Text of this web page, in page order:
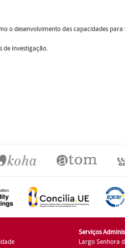
o desenvolvimento das capacidades
de investigação.
Serviços
Largo Senhora